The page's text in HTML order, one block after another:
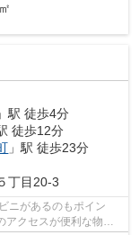
」駅 徒歩4分
徒歩12分
」駅 徒歩23分
丁目20-3
ニがあるのもポイン
アクセスが便利な物件